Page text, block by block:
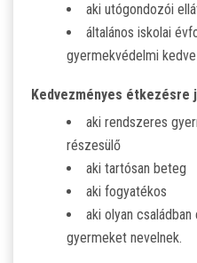
aki utógondozói
általános iskolai
gyermekvédelmi
Kedvezményes étkezésre
aki rendszeres
részesülő
aki tartósan beteg
aki fogyatékos
aki olyan
gyermeket nevelnek.